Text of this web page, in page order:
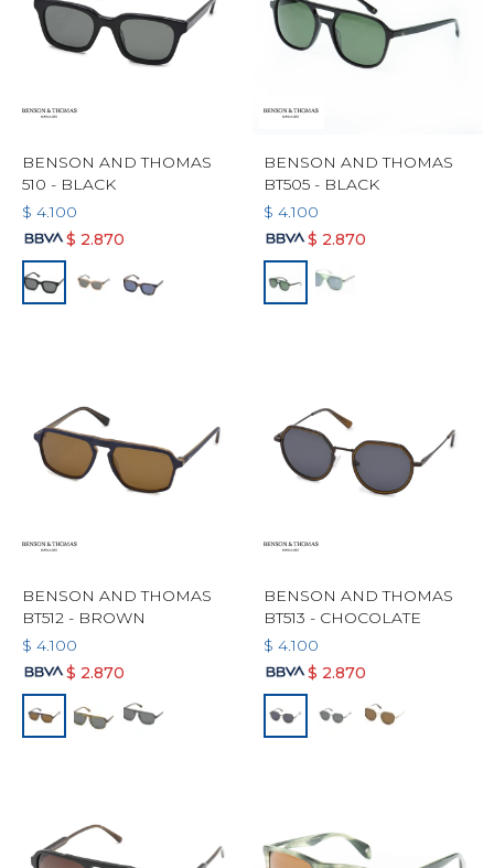
BENSON AND THOMAS
510 - BLACK
$ 4.100
$ 2.870
BENSON AND THOMAS
BT505 - BLACK
$ 4.100
$ 2.870
BENSON AND THOMAS
BT512 - BROWN
$ 4.100
$ 2.870
BENSON AND THOMAS
BT513 - CHOCOLATE
$ 4.100
$ 2.870